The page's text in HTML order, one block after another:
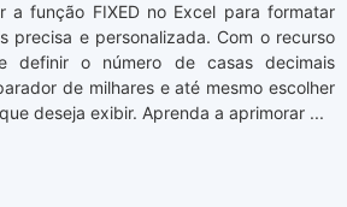
a função FIXED no Excel para formatar
precisa e personalizada. Com o recurso
definir o número de casas decimais
de milhares e até mesmo escolher
deseja exibir. Aprenda a aprimorar ...